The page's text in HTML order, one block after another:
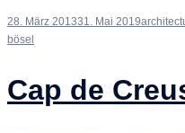
28. März 201331. Mai 2019
bösel
Cap de